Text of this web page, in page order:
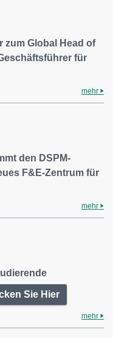
zum Global Head of
für
mehr
den DSPM-
F&E-Zentrum für
mehr
Sie Hier
mehr